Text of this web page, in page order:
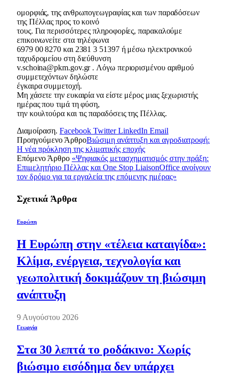
ομορφιάς, της ανθρωπογεωγραφίας και των παραδόσεων
της Πέλλας προς το κοινό
τους. Για περισσότερες πληροφορίες, παρακαλούμε
επικοινωνείτε στα τηλέφωνα
6979 00 8270 και 2381 3 51397 ή μέσω ηλεκτρονικού
ταχυδρομείου στη διεύθυνση
v.schoina@pkm.gov.gr . Λόγω περιορισμένου αριθμού
συμμετεχόντων δηλώστε
έγκαιρα συμμετοχή.
Μη χάσετε την ευκαιρία να είστε μέρος μιας ξεχωριστής
ημέρας που τιμά τη φύση,
την κουλτούρα και τις παραδόσεις της Πέλλας.
Διαμοίραση. Facebook Twitter LinkedIn Email
Προηγούμενο ΆρθροΒιώσιμη ανάπτυξη και αγροδιατροφή:
Η νέα πρόκληση της κλιματικής εποχής
Επόμενο Άρθρο «Ψηφιακός μετασχηματισμός στην πράξη:
Επιμελητήριο Πέλλας και One Stop LiaisonOffice ανοίγουν
τον δρόμο για τα εργαλεία της επόμενης ημέρας»
Σχετικά Άρθρα
Ευρώπη
Η Ευρώπη στην «τέλεια καταιγίδα»:
Κλίμα, ενέργεια, τεχνολογία και
γεωπολιτική δοκιμάζουν τη βιώσιμη
ανάπτυξη
9 Αυγούστου 2026
Γεωργία
Στα 30 λεπτά το ροδάκινο: Χωρίς
βιώσιμο εισόδημα δεν υπάρχει